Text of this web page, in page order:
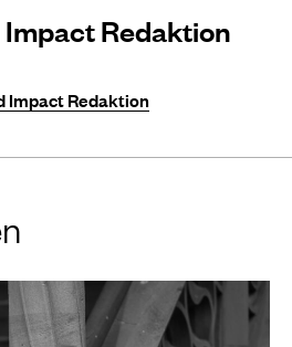
Impact Redaktion
Impact Redaktion